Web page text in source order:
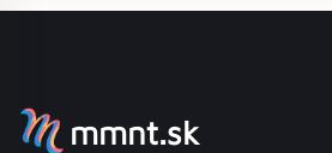
mmnt.sk